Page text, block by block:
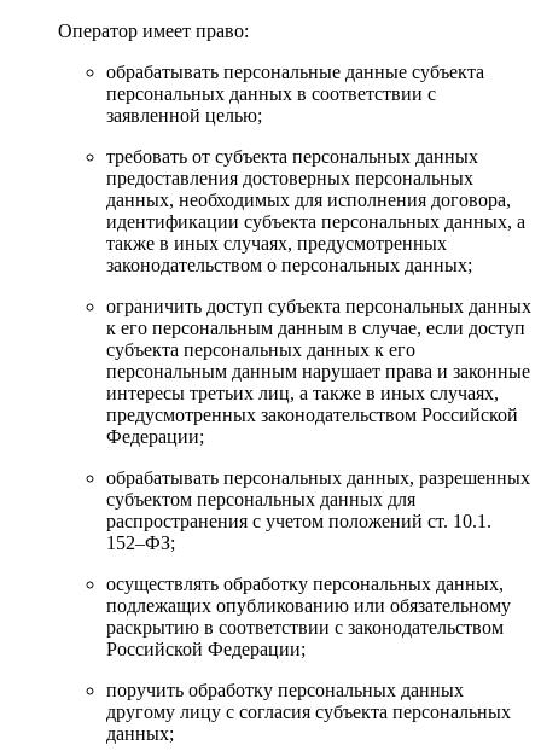
Оператор имеет право:
обрабатывать персональные данные субъекта
персональных данных в соответствии с
заявленной целью;
требовать от субъекта персональных данных
предоставления достоверных персональных
данных, необходимых для исполнения договора,
идентификации субъекта персональных данных, а
также в иных случаях, предусмотренных
законодательством о персональных данных;
ограничить доступ субъекта персональных данных
к его персональным данным в случае, если доступ
субъекта персональных данных к его
персональным данным нарушает права и законные
интересы третьих лиц, а также в иных случаях,
предусмотренных законодательством Российской
Федерации;
обрабатывать персональных данных, разрешенных
субъектом персональных данных для
распространения с учетом положений ст. 10.1.
152–ФЗ;
осуществлять обработку персональных данных,
подлежащих опубликованию или обязательному
раскрытию в соответствии с законодательством
Российской Федерации;
поручить обработку персональных данных
другому лицу с согласия субъекта персональных
данных;